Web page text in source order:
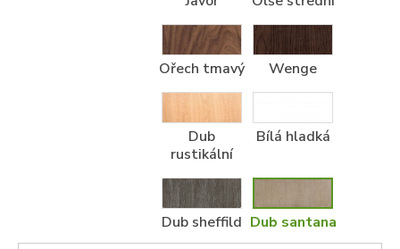
Ořech tmavý Wenge
Dub
rustikální
Bílá hladká
Dub sheffild Dub santana